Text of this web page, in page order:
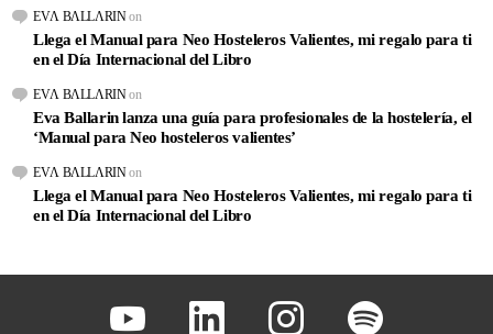
EVΛ BΛLLΛRINon
Llega el Manual para Neo Hosteleros Valientes, mi regalo para ti
en el Día Internacional del Libro
EVΛ BΛLLΛRINon
Eva Ballarin lanza una guía para profesionales de la hostelería, el
‘Manual para Neo hosteleros valientes’
EVΛ BΛLLΛRINon
Llega el Manual para Neo Hosteleros Valientes, mi regalo para ti
en el Día Internacional del Libro
Youtube Linkedin Instagram Spotify